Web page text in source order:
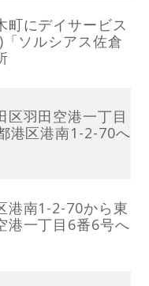
町にデイサービス
ソルシアス佐倉
区羽田空港一丁目
港区港南1-2-70へ
港南1-2-70から東
港一丁目6番6号へ